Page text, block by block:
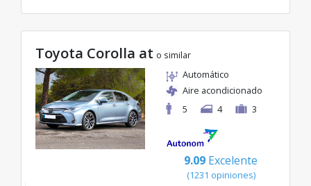
Toyota Corolla at o similar
Automático
Aire acondicionado
5
4 3
9.09 Excelente
(1231 opiniones)